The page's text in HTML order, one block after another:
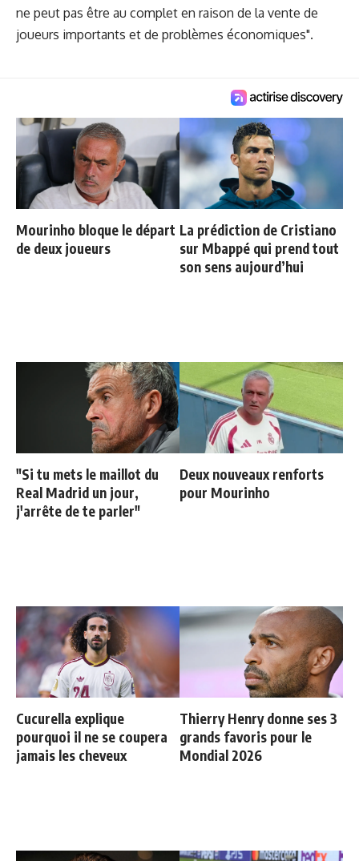
ne peut pas être au complet en raison de la vente de
joueurs importants et de problèmes économiques".
Mourinho bloque le départ
de deux joueurs
La prédiction de Cristiano
sur Mbappé qui prend tout
son sens aujourd’hui
"Si tu mets le maillot du
Real Madrid un jour,
j'arrête de te parler"
Deux nouveaux renforts
pour Mourinho
Cucurella explique
pourquoi il ne se coupera
jamais les cheveux
Thierry Henry donne ses 3
grands favoris pour le
Mondial 2026